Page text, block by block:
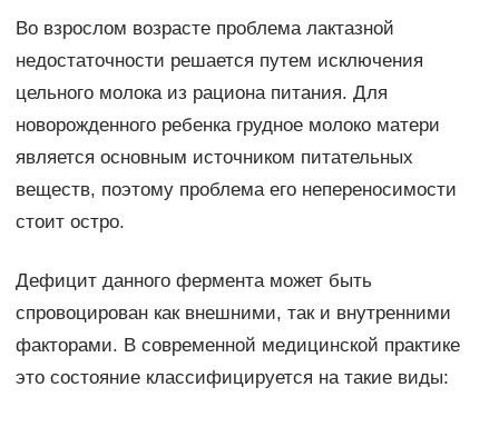
Во взрослом возрасте проблема лактазной
недостаточности решается путем исключения
цельного молока из рациона питания. Для
новорожденного ребенка грудное молоко матери
является основным источником питательных
веществ, поэтому проблема его непереносимости
стоит остро.
Дефицит данного фермента может быть
спровоцирован как внешними, так и внутренними
факторами. В современной медицинской практике
это состояние классифицируется на такие виды: